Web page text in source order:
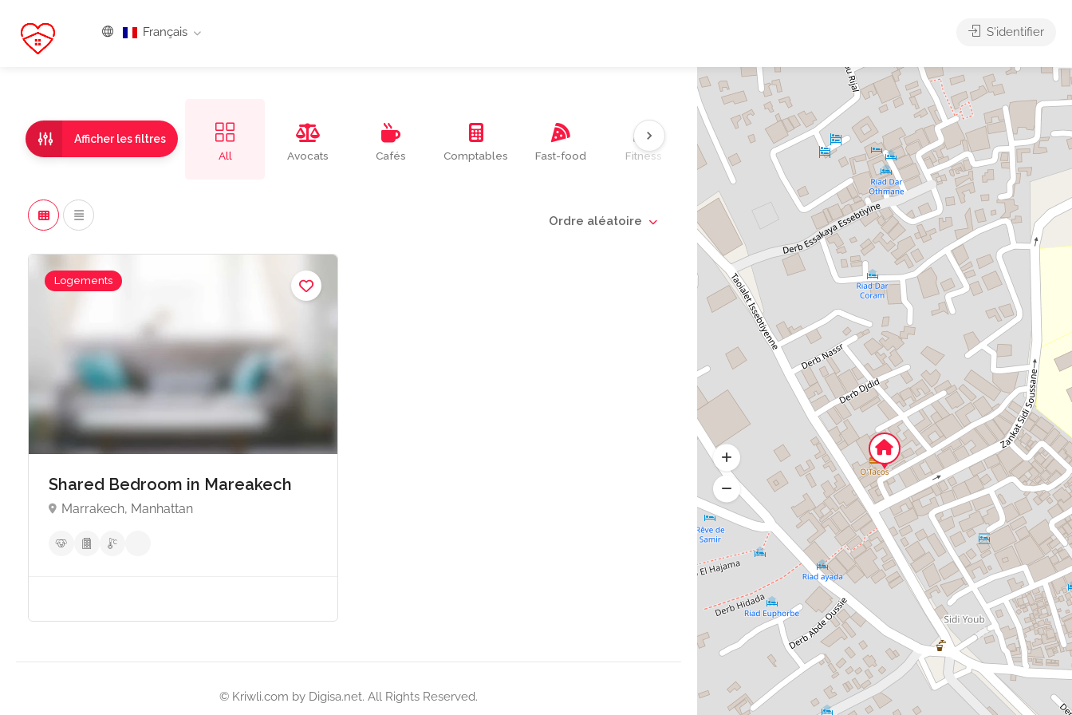
Français S'identifier
Afficher les filtres
All
Avocats Cafés Comptables Fast-food Fitness Kinésithérapeutes Logements Médecins Notaires
Ordre aléatoire
Logements
Shared Bedroom in Mareakech
Marrakech, Manhattan
© Kriwli.com by Digisa.net. All Rights Reserved.